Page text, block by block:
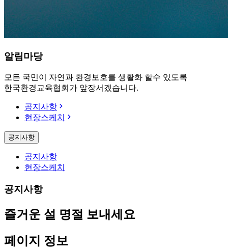
알림마당
모든 국민이 자연과 환경보호를 생활화 할수 있도록
한국환경교육협회가 앞장서겠습니다.
공지사항
현장스케치
공지사항
공지사항
현장스케치
공지사항
즐거운 설 명절 보내세요
페이지 정보